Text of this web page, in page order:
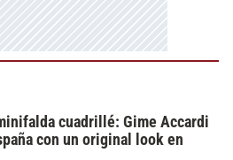
cuadrillé: Gime Accardi
con un original look en